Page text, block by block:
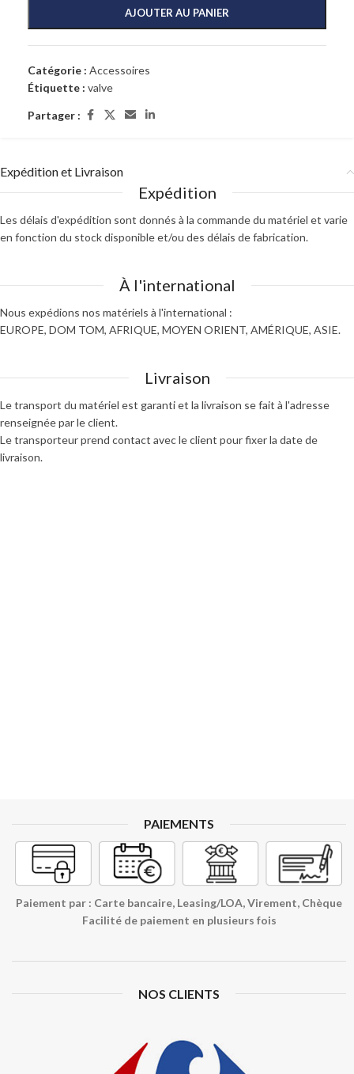
AJOUTER AU PANIER
Catégorie : Accessoires
Étiquette : valve
Partager :
Expédition et Livraison
Expédition
Les délais d'expédition sont donnés à la commande du matériel et varie
en fonction du stock disponible et/ou des délais de fabrication.
À l'international
Nous expédions nos matériels à l'international :
EUROPE, DOM TOM, AFRIQUE, MOYEN ORIENT, AMÉRIQUE, ASIE.
Livraison
Le transport du matériel est garanti et la livraison se fait à l'adresse
renseignée par le client.
Le transporteur prend contact avec le client pour fixer la date de
livraison.
PAIEMENTS
Paiement par : Carte bancaire, Leasing/LOA, Virement, Chèque
Facilité de paiement en plusieurs fois
NOS CLIENTS